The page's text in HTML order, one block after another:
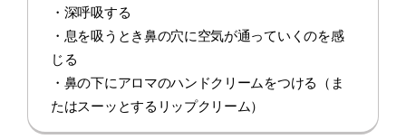
・深呼吸する
・息を吸うとき鼻の穴に空気が通っていくのを感
じる
・鼻の下にアロマのハンドクリームをつける（ま
たはスーッとするリップクリーム）